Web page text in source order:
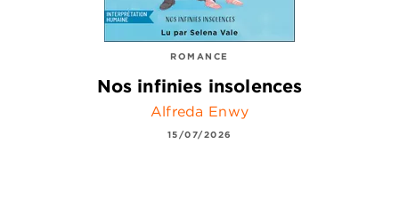
ROMANCE
Nos infinies insolences
Alfreda Enwy
15/07/2026